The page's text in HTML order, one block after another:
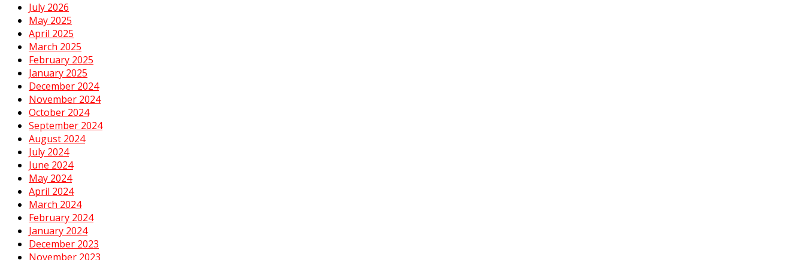
July 2026
May 2025
April 2025
March 2025
February 2025
January 2025
December 2024
November 2024
October 2024
September 2024
August 2024
July 2024
June 2024
May 2024
April 2024
March 2024
February 2024
January 2024
December 2023
November 2023